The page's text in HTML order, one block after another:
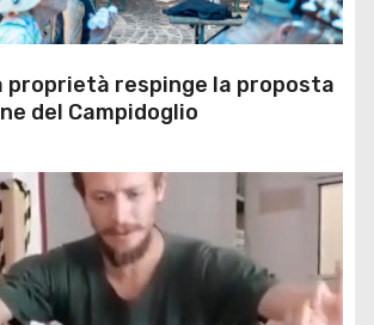
proprietà respinge la proposta
del Campidoglio